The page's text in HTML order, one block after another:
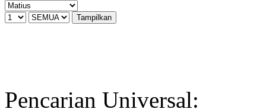
Pencarian Universal: